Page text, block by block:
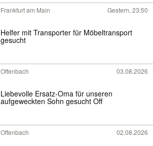
Frankfurt am Main Gestern, 23:50
Helfer mit Transporter für Möbeltransport
gesucht
Offenbach 03.08.2026
Liebevolle Ersatz-Oma für unseren
aufgeweckten Sohn gesucht Off
Offenbach 02.08.2026